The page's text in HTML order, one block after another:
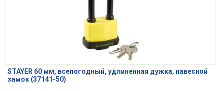
STAYER 60 мм, всепогодный, удлиненная дужка, навесной
замок (37141-50)